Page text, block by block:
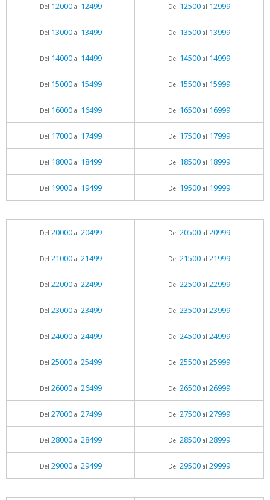
Del 12000al 12499 Del 12500al 12999
Del 13000al 13499 Del 13500al 13999
Del 14000al 14499 Del 14500al 14999
Del 15000al 15499 Del 15500al 15999
Del 16000al 16499 Del 16500al 16999
Del 17000al 17499 Del 17500al 17999
Del 18000al 18499 Del 18500al 18999
Del 19000al 19499 Del 19500al 19999
Del 20000al 20499 Del 20500al 20999
Del 21000al 21499 Del 21500al 21999
Del 22000al 22499 Del 22500al 22999
Del 23000al 23499 Del 23500al 23999
Del 24000al 24499 Del 24500al 24999
Del 25000al 25499 Del 25500al 25999
Del 26000al 26499 Del 26500al 26999
Del 27000al 27499 Del 27500al 27999
Del 28000al 28499 Del 28500al 28999
Del 29000al 29499 Del 29500al 29999